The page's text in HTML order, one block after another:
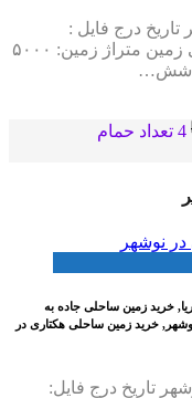
تاریخ درج فایل :
1404/09/13 کد فایل : 1065 مشخصات کلی زمین متراژ زمین: ۵۰۰۰
خرید زمین ساحلی جاده به
خرید زمین ساحلی هکتاری در
تاریخ درج فایل: